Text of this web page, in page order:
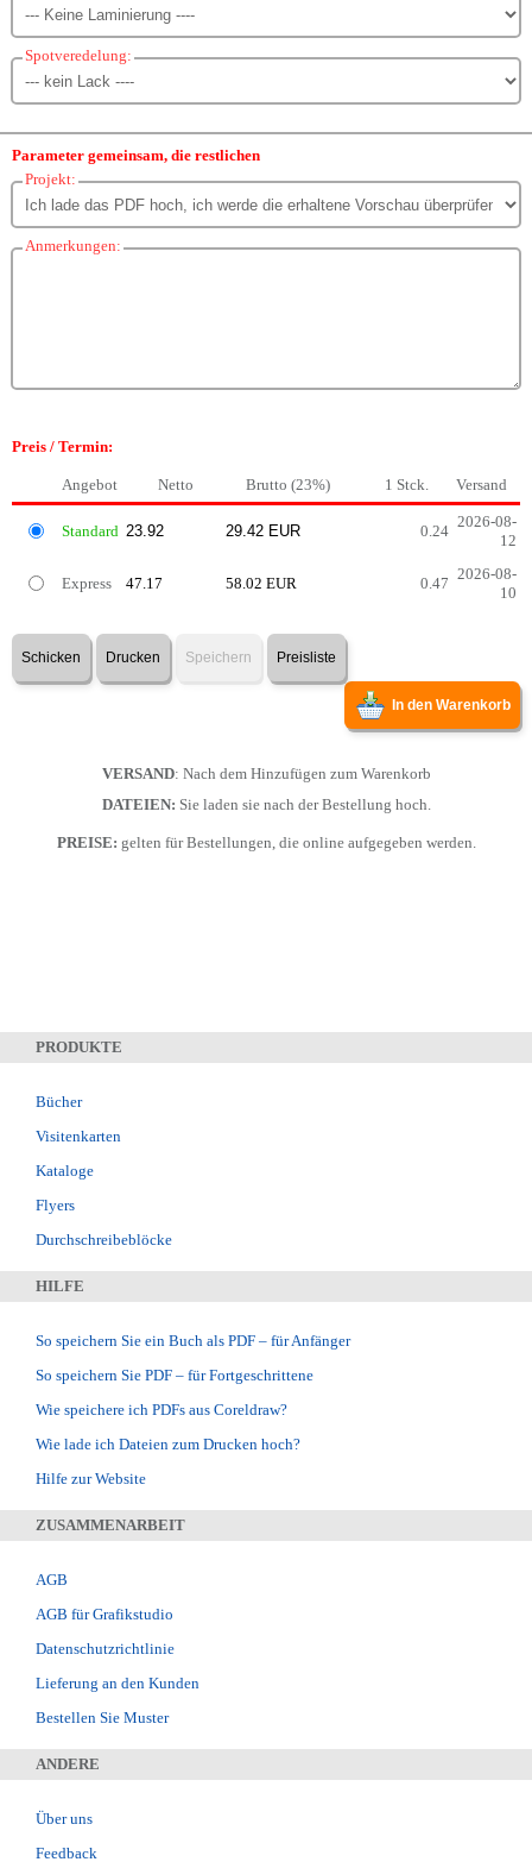
Spotveredelung:
Parameter gemeinsam, die restlichen
Projekt:
Anmerkungen:
Preis / Termin:
Angebot Netto Brutto (23%) 1 Stck. Versand
Standard 0.24
2026-08-
12
Express 47.17 58.02 EUR 0.47
2026-08-
10
Schicken Drucken Speichern Preisliste
In den Warenkorb
VERSAND: Nach dem Hinzufügen zum Warenkorb
DATEIEN: Sie laden sie nach der Bestellung hoch.
PREISE: gelten für Bestellungen, die online aufgegeben werden.
PRODUKTE
Bücher
Visitenkarten
Kataloge
Flyers
Durchschreibeblöcke
HILFE
So speichern Sie ein Buch als PDF – für Anfänger
So speichern Sie PDF – für Fortgeschrittene
Wie speichere ich PDFs aus Coreldraw?
Wie lade ich Dateien zum Drucken hoch?
Hilfe zur Website
ZUSAMMENARBEIT
AGB
AGB für Grafikstudio
Datenschutzrichtlinie
Lieferung an den Kunden
Bestellen Sie Muster
ANDERE
Über uns
Feedback